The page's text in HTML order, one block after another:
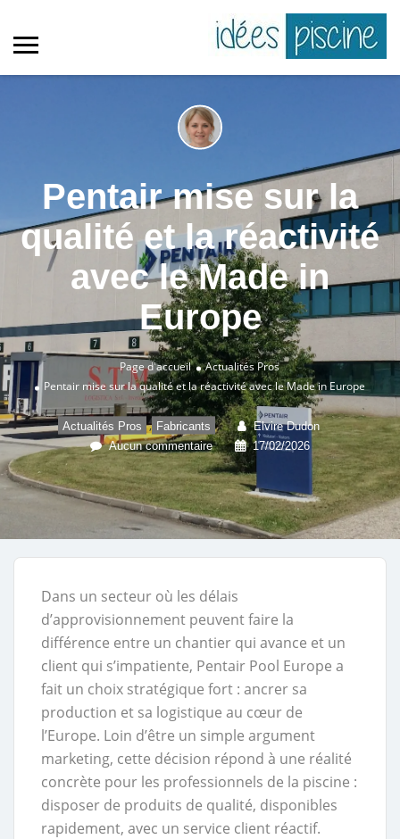
Pentair mise sur la
qualité et la réactivité
avec le Made in
Europe
Page d'accueil
Actualités Pros
Pentair mise sur la qualité et la réactivité avec le Made in Europe
Actualités Pros , Fabricants
Elvire Dudon
Aucun commentaire
17/02/2026
Dans un secteur où les délais
d’approvisionnement peuvent faire la
différence entre un chantier qui avance et un
client qui s’impatiente, Pentair Pool Europe a
fait un choix stratégique fort : ancrer sa
production et sa logistique au cœur de
l’Europe. Loin d’être un simple argument
marketing, cette décision répond à une réalité
concrète pour les professionnels de la piscine :
disposer de produits de qualité, disponibles
rapidement, avec un service client réactif.